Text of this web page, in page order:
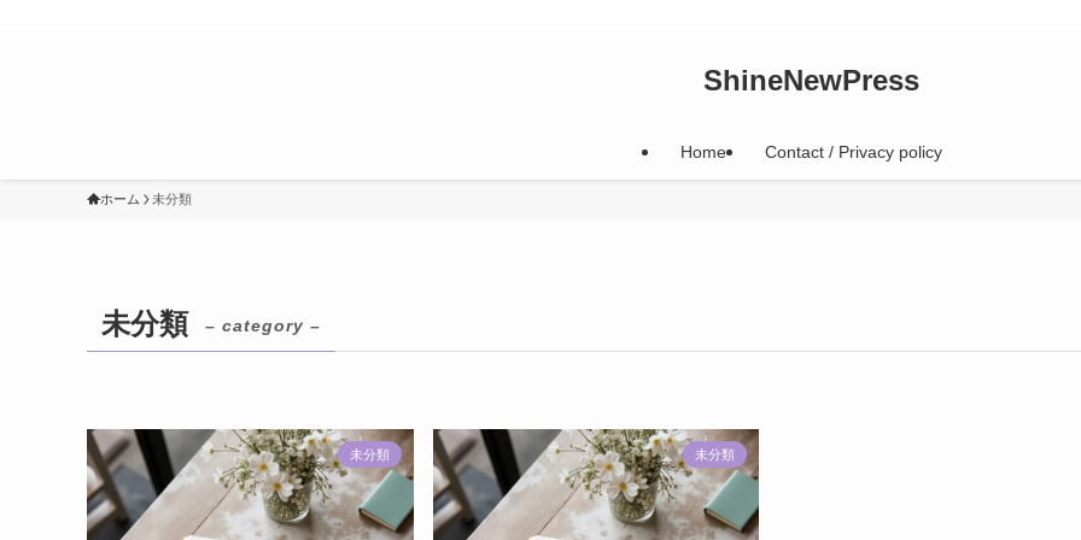
ShineNewPress
Home Contact / Privacy policy
ホーム 未分類
未分類 – category –
未分類 未分類